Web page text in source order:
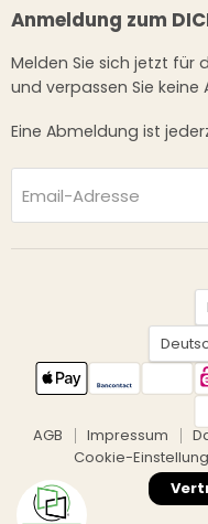
Anmeldung zum
Melden Sie sich jetzt für
und verpassen Sie
Eine Abmeldung ist
Email-Adresse
AGB Impressum
Cookie-